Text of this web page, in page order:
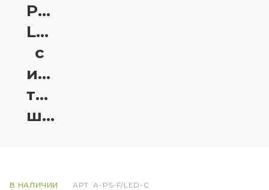
Performance
LED
с
изменяемой
траекторией
шага
В НАЛИЧИИ АРТ.A-PS-F/LED-C